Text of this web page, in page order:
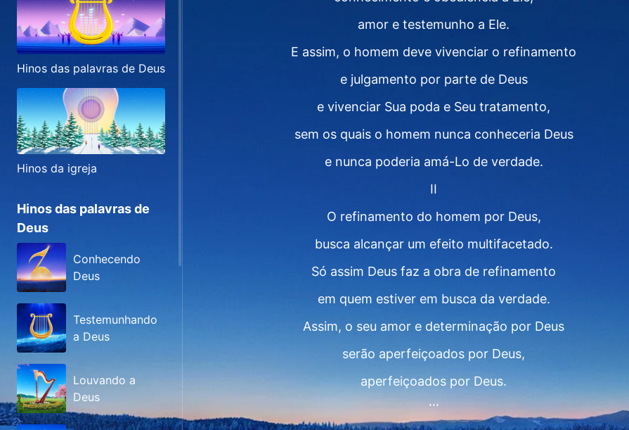
Hinos das palavras de Deus
Hinos da igreja
Hinos das palavras de
Deus
Conhecendo
Deus
Testemunhando
a Deus
Louvando a
Deus
amor e testemunho a Ele.
E assim, o homem deve vivenciar o refinamento
e julgamento por parte de Deus
e vivenciar Sua poda e Seu tratamento,
sem os quais o homem nunca conheceria Deus
e nunca poderia amá-Lo de verdade.
II
O refinamento do homem por Deus,
busca alcançar um efeito multifacetado.
Só assim Deus faz a obra de refinamento
em quem estiver em busca da verdade.
Assim, o seu amor e determinação por Deus
serão aperfeiçoados por Deus,
aperfeiçoados por Deus.
III